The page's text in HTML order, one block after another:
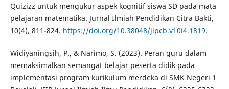
Quizizz untuk mengukur aspek kognitif siswa SD pada mata
pelajaran matematika. Jurnal Ilmiah Pendidikan Citra Bakti,
10(4), 811-824. https://doi.org/10.38048/jipcb.v10i4.1819.
Widiyaningsih, P., & Narimo, S. (2023). Peran guru dalam
memaksimalkan semangat belajar peserta didik pada
implementasi program kurikulum merdeka di SMK Negeri 1